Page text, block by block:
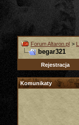
Forum Altaron.pl >
begar321
Rejestracja
Komunikaty